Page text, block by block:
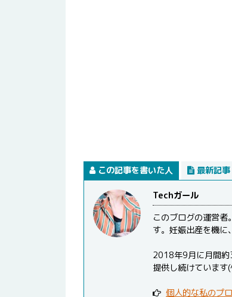
この記事を書いた人 最新記事
Techガール
このブログの運営
す。妊娠出産を機に
2018年9月に月間約
提供し続けています
個人的な私のプ